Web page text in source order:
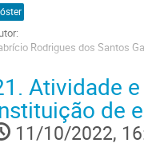
Rodrigues dos Santos
Atividade
de
11/10/2022,